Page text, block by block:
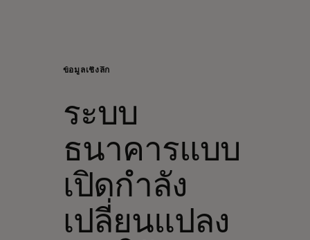
สำหรับธุรกิจ
เพื่อโลก
สำหรับผู้สร้างนวัตกรรม
ข่าวสารและแนวโน้ม
ข้อมูลเชิงลึก
ระบบ
ธนาคารแบบ
เปิดกำลัง
เปลี่ยนแปลง